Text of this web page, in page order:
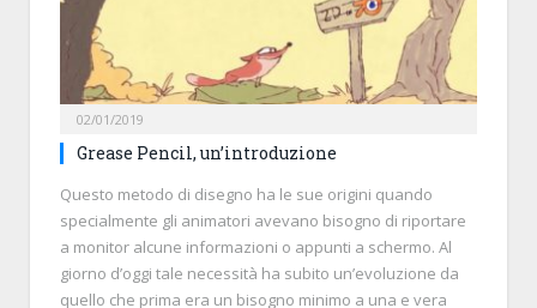
02/01/2019
Grease Pencil, un’introduzione
Questo metodo di disegno ha le sue origini quando
specialmente gli animatori avevano bisogno di riportare
a monitor alcune informazioni o appunti a schermo. Al
giorno d’oggi tale necessità ha subito un’evoluzione da
quello che prima era un bisogno minimo a una e vera